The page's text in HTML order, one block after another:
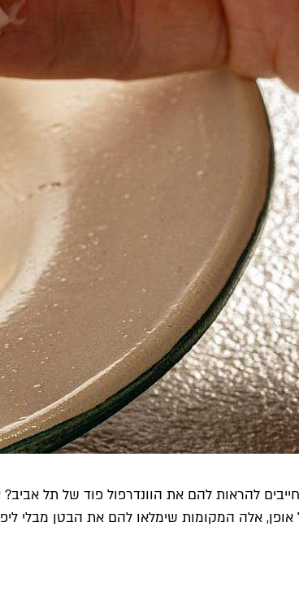
להראות להם את הוונדרפול פוד של תל
אלה המקומות שימלאו להם את הבטן מבלי